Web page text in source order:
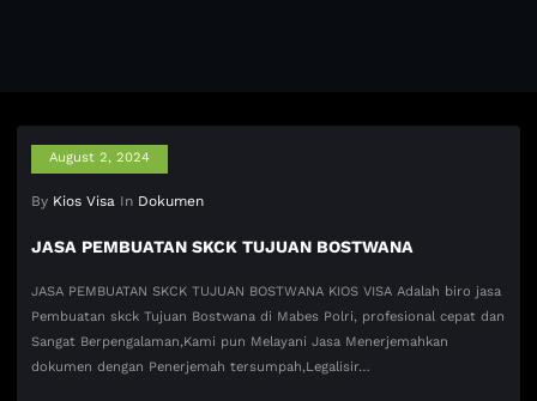
August 2, 2024
By Kios Visa In Dokumen
JASA PEMBUATAN SKCK TUJUAN BOSTWANA
JASA PEMBUATAN SKCK TUJUAN BOSTWANA KIOS VISA Adalah biro jasa
Pembuatan skck Tujuan Bostwana di Mabes Polri, profesional cepat dan
Sangat Berpengalaman,Kami pun Melayani Jasa Menerjemahkan
dokumen dengan Penerjemah tersumpah,Legalisir…